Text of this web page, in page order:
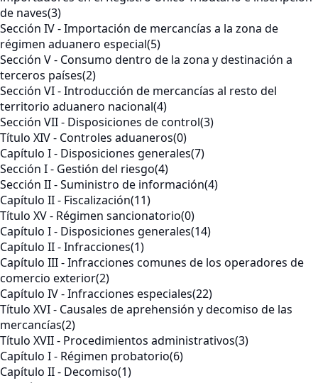
de naves(3)
Sección IV - Importación de mercancías a la zona de
régimen aduanero especial(5)
Sección V - Consumo dentro de la zona y destinación a
terceros países(2)
Sección VI - Introducción de mercancías al resto del
territorio aduanero nacional(4)
Sección VII - Disposiciones de control(3)
Título XIV - Controles aduaneros(0)
Capítulo I - Disposiciones generales(7)
Sección I - Gestión del riesgo(4)
Sección II - Suministro de información(4)
Capítulo II - Fiscalización(11)
Título XV - Régimen sancionatorio(0)
Capítulo I - Disposiciones generales(14)
Capítulo II - Infracciones(1)
Capítulo III - Infracciones comunes de los operadores de
comercio exterior(2)
Capítulo IV - Infracciones especiales(22)
Título XVI - Causales de aprehensión y decomiso de las
mercancías(2)
Título XVII - Procedimientos administrativos(3)
Capítulo I - Régimen probatorio(6)
Capítulo II - Decomiso(1)